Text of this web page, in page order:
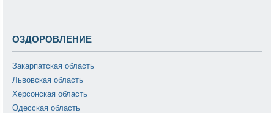
ОЗДОРОВЛЕНИЕ
Закарпатская область
Львовская область
Херсонская область
Одесская область